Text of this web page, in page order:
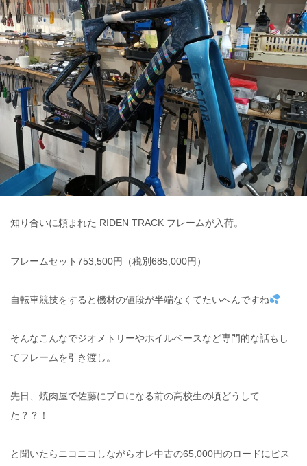
知り合いに頼まれた RIDEN TRACK フレームが入荷。
フレームセット753,500円（税別685,000円）
自転車競技をすると機材の値段が半端なくてたいへんですね
そんなこんなでジオメトリーやホイルベースなど専門的な話もし
てフレームを引き渡し。
先日、焼肉屋で佐藤にプロになる前の高校生の頃どうして
た？？！
と聞いたらニコニコしながらオレ中古の65,000円のロードにピス